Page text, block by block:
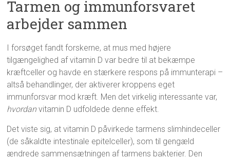
Tarmen og immunforsvaret
arbejder sammen
I forsøget fandt forskerne, at mus med højere
tilgængelighed af vitamin D var bedre til at bekæmpe
kræftceller og havde en stærkere respons på immunterapi –
altså behandlinger, der aktiverer kroppens eget
immunforsvar mod kræft. Men det virkelig interessante var,
hvordan vitamin D udfoldede denne effekt.
Det viste sig, at vitamin D påvirkede tarmens slimhindeceller
(de såkaldte intestinale epitelceller), som til gengæld
ændrede sammensætningen af tarmens bakterier. Den